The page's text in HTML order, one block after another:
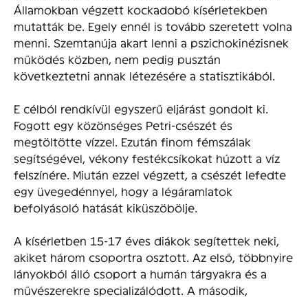
Államokban végzett kockadobó kísérletekben
mutatták be. Egely ennél is tovább szeretett volna
menni. Szemtanúja akart lenni a pszichokinézisnek
működés közben, nem pedig pusztán
következtetni annak létezésére a statisztikából.
E célból rendkívül egyszerű eljárást gondolt ki.
Fogott egy közönséges Petri-csészét és
megtöltötte vízzel. Ezután finom fémszálak
segítségével, vékony festékcsíkokat húzott a víz
felszínére. Miután ezzel végzett, a csészét lefedte
egy üvegedénnyel, hogy a légáramlatok
befolyásoló hatását kiküszöbölje.
A kísérletben 15-17 éves diákok segítettek neki,
akiket három csoportra osztott. Az első, többnyire
lányokból álló csoport a humán tárgyakra és a
művészerekre specializálódott. A második,